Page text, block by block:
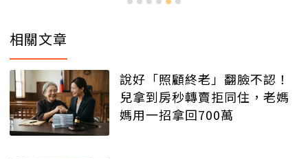
相關文章
說好「照顧終老」翻臉不認！
兒拿到房秒轉賣拒同住，老媽
媽用一招拿回700萬